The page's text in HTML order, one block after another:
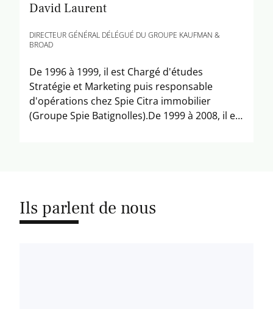
David Laurent
DIRECTEUR GÉNÉRAL DÉLÉGUÉ DU GROUPE KAUFMAN &
BROAD
De 1996 à 1999, il est Chargé d'études
Stratégie et Marketing puis responsable
d'opérations chez Spie Citra immobilier
(Groupe Spie Batignolles).De 1999 à 2008, il est
Ils parlent de nous